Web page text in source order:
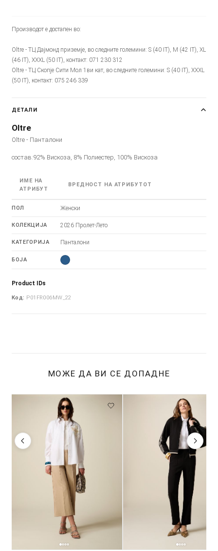
Производот е достапен во:
Oltre - ТЦ Дајмонд приземје, во следните големини: S (40 IT), M (42 IT), XL
(46 IT), XXXL (50 IT), контакт: 071 230 312
Oltre - ТЦ Скопје Сити Мол 1ви кат, во следните големини: S (40 IT), XXXL
(50 IT), контакт: 075 246 339
ДЕТАЛИ
Oltre
Oltre - Панталони
состав:92% Вискоза, 8% Полиестер, 100% Вискоза
ИМЕ НА
АТРИБУТ
ВРЕДНОСТ НА АТРИБУТОТ
ПОЛ Женски
КОЛЕКЦИЈА 2026 Пролет-Лето
КАТЕГОРИЈА Панталони
БОЈА
Product IDs
Код: P01FR006MW_22
МОЖЕ ДА ВИ СЕ ДОПАДНЕ